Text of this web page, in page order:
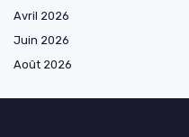
Avril 2026
Juin 2026
Août 2026